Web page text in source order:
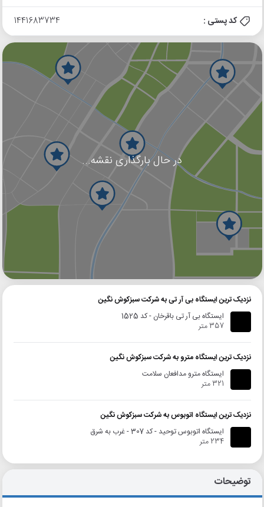
کد پستی : 1441683734
در حال بارگذاری نقشه...
گوگل
نزدیک ترین ایستگاه بی آر تی به شرکت سبزکوش نگین
ایستگاه بی آر تی باقرخان - کد 1525
357 متر
نزدیک ترین ایستگاه مترو به شرکت سبزکوش نگین
ایستگاه مترو مدافعان سلامت
321 متر
نزدیک ترین ایستگاه اتوبوس به شرکت سبزکوش نگین
ایستگاه اتوبوس توحید - کد 307 - غرب به شرق
234 متر
توضیحات